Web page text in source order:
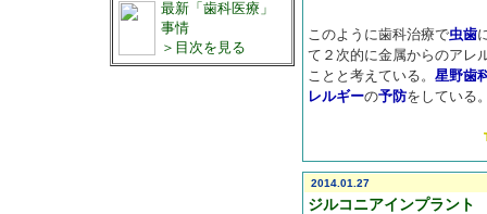
最新「歯科医療」
事情
＞目次を見る
このように歯科治療で虫歯
て２次的に金属からのアレ
ことと考えている。 星野歯
レルギーの予防をしている
2014.01.27
ジルコニアインプラント